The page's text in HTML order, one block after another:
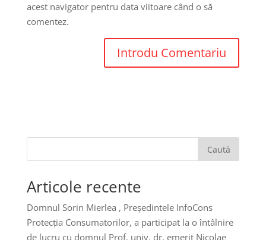
acest navigator pentru data viitoare când o să
comentez.
Caută
Articole recente
Domnul Sorin Mierlea , Președintele InfoCons
Protecția Consumatorilor, a participat la o întâlnire
de lucru cu domnul Prof. univ. dr. emerit Nicolae